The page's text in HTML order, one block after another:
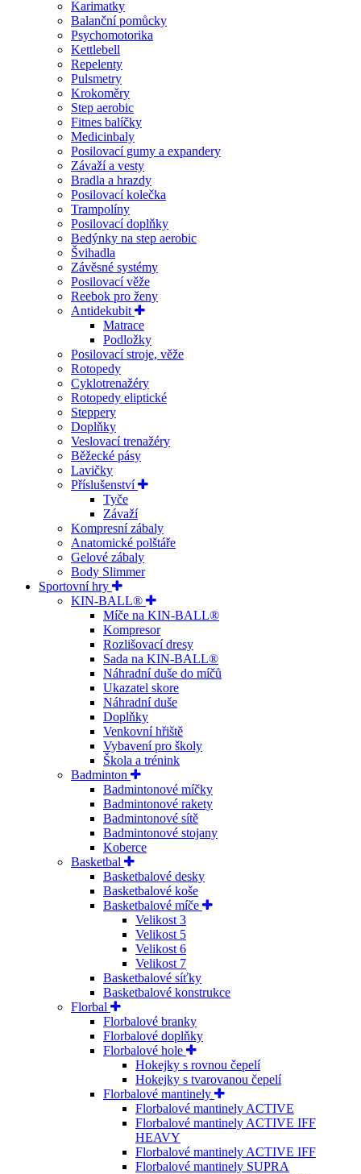
Karimatky
Balanční pomůcky
Psychomotorika
Kettlebell
Repelenty
Pulsmetry
Krokoměry
Step aerobic
Fitnes balíčky
Medicinbaly
Posilovací gumy a expandery
Závaží a vesty
Bradla a hrazdy
Posilovací kolečka
Trampolíny
Posilovací doplňky
Bedýnky na step aerobic
Švihadla
Závěsné systémy
Posilovací věže
Reebok pro ženy
Antidekubit
Matrace
Podložky
Posilovací stroje, věže
Rotopedy
Cyklotrenažéry
Rotopedy eliptické
Steppery
Doplňky
Veslovací trenažéry
Běžecké pásy
Lavičky
Příslušenství
Tyče
Závaží
Kompresní zábaly
Anatomické polštáře
Gelové zábaly
Body Slimmer
Sportovní hry
KIN-BALL®
Míče na KIN-BALL®
Kompresor
Rozlišovací dresy
Sada na KIN-BALL®
Náhradní duše do míčů
Ukazatel skore
Náhradní duše
Doplňky
Venkovní hřiště
Vybavení pro školy
Škola a trénink
Badminton
Badmintonové míčky
Badmintonové rakety
Badmintonové sítě
Badmintonové stojany
Koberce
Basketbal
Basketbalové desky
Basketbalové koše
Basketbalové míče
Velikost 3
Velikost 5
Velikost 6
Velikost 7
Basketbalové síťky
Basketbalové konstrukce
Florbal
Florbalové branky
Florbalové doplňky
Florbalové hole
Hokejky s rovnou čepelí
Hokejky s tvarovanou čepelí
Florbalové mantinely
Florbalové mantinely ACTIVE
Florbalové mantinely ACTIVE IFF
HEAVY
Florbalové mantinely ACTIVE IFF
Florbalové mantinely SUPRA